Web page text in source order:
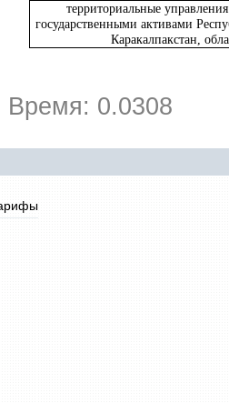
территориальные
государственными активами
Каракалпакстан,
Время: 0.0308